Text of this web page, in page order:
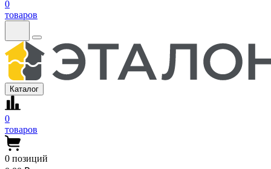
0
товаров
Каталог
0
товаров
0 позиций